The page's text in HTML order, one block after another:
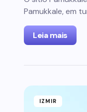
Pamukkale, em
Leia mais
IZMIR